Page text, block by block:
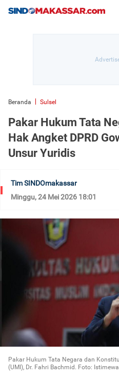
Beranda Sulsel
Pakar Hukum Tata
Hak Angket DPRD
Unsur Yuridis
Tim SINDOmakassar
Minggu, 24 Mei 2026 18:01
Pakar Hukum Tata Negara dan
(UMI), Dr. Fahri Bachmid. Foto: Istimewa